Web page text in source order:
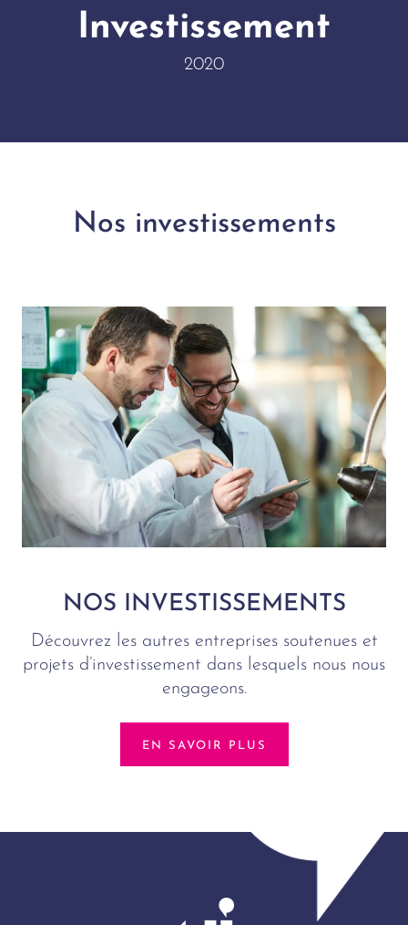
Investissement
2020
Nos investissements
NOS INVESTISSEMENTS
Découvrez les autres entreprises soutenues et
projets d’investissement dans lesquels nous nous
engageons.
EN SAVOIR PLUS